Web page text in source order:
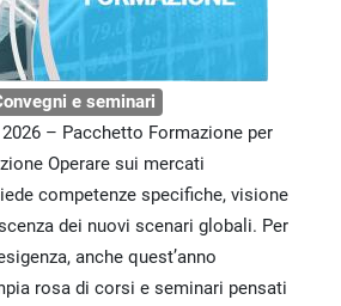
e seminari
– Pacchetto Formazione per
Operare sui mercati
competenze specifiche, visione
dei nuovi scenari globali. Per
anche quest’anno
rosa di corsi e seminari pensati